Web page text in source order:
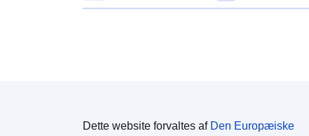
Dette website forvaltes af Den Europæiske